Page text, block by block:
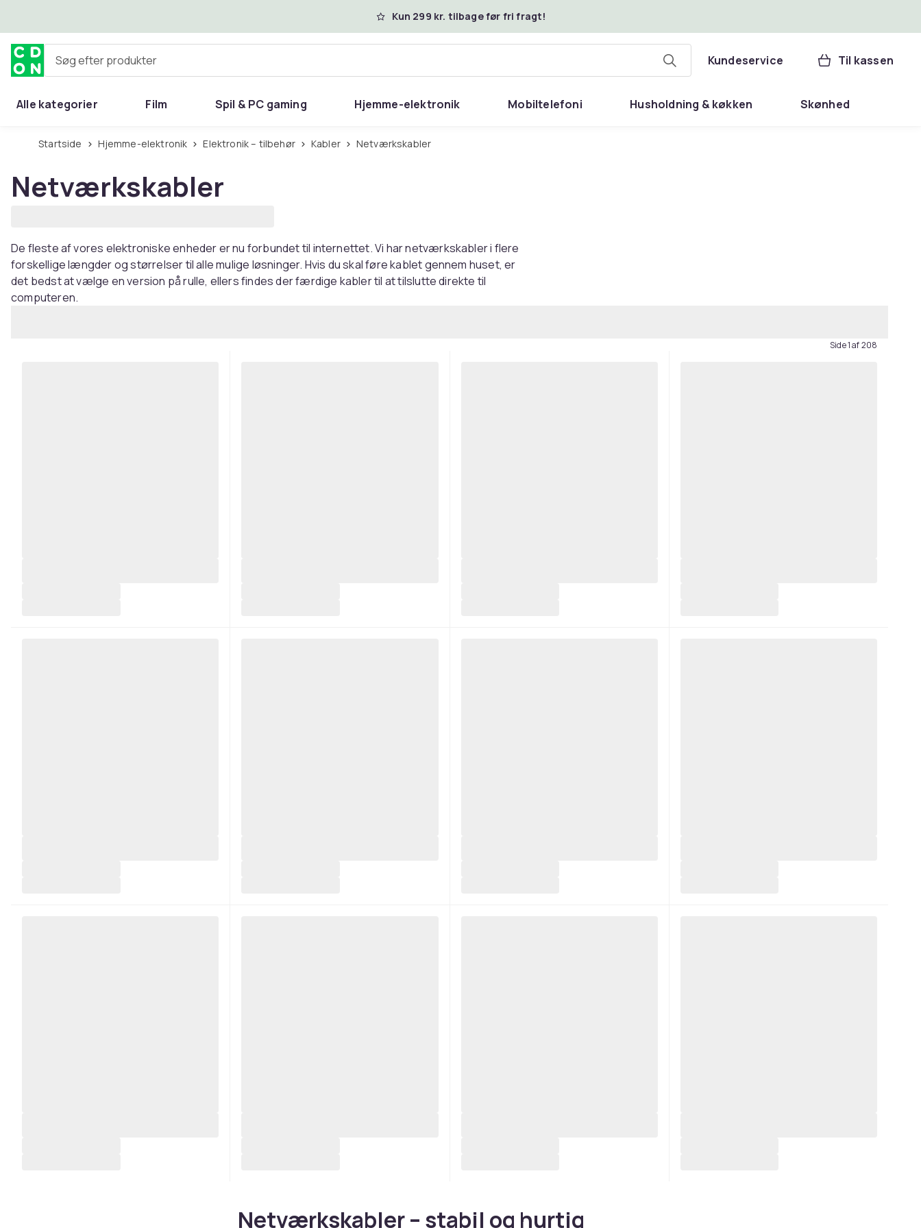
Kun 299 kr. tilbage før fri fragt!
Søg efter produkter Kundeservice Til kassen
Alle kategorier Film Spil & PC gaming Hjemme-elektronik Mobiltelefoni Husholdning & køkken Skønhed
Hjem & have
Startside Hjemme-elektronik Elektronik – tilbehør Kabler Netværkskabler
Netværkskabler
De fleste af vores elektroniske enheder er nu forbundet til internettet. Vi har netværkskabler i flere
forskellige længder og størrelser til alle mulige løsninger. Hvis du skal føre kablet gennem huset, er
det bedst at vælge en version på rulle, ellers findes der færdige kabler til at tilslutte direkte til
computeren.
Side 1 af 208
Netværkskabler – stabil og hurtig